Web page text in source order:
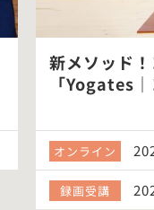
新メソッド
「Yogates
オンライン
録画受講